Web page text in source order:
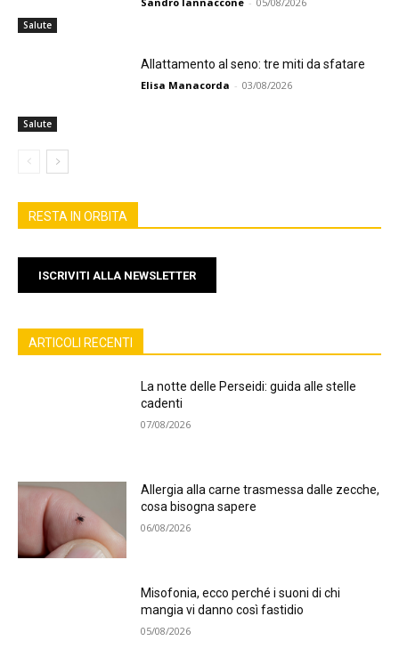
Salute
Salute
Allattamento al seno: tre miti da sfatare
Elisa Manacorda - 03/08/2026
RESTA IN ORBITA
ISCRIVITI ALLA NEWSLETTER
ARTICOLI RECENTI
La notte delle Perseidi: guida alle stelle
cadenti
07/08/2026
Allergia alla carne trasmessa dalle zecche,
cosa bisogna sapere
06/08/2026
Misofonia, ecco perché i suoni di chi
mangia vi danno così fastidio
05/08/2026